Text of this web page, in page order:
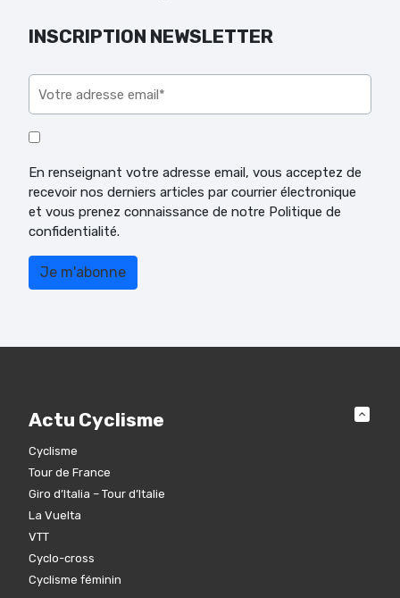
INSCRIPTION NEWSLETTER
En renseignant votre adresse email, vous acceptez de
recevoir nos derniers articles par courrier électronique
et vous prenez connaissance de notre Politique de
confidentialité.
Actu Cyclisme
Cyclisme
Tour de France
Giro d’Italia – Tour d’Italie
La Vuelta
VTT
Cyclo-cross
Cyclisme féminin